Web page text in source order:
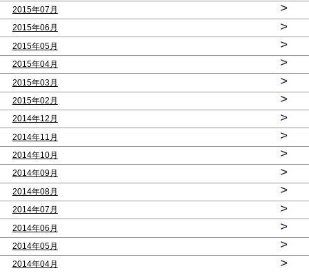
2015年07月 >
2015年06月 >
2015年05月 >
2015年04月 >
2015年03月 >
2015年02月 >
2014年12月 >
2014年11月 >
2014年10月 >
2014年09月 >
2014年08月 >
2014年07月 >
2014年06月 >
2014年05月 >
2014年04月 >